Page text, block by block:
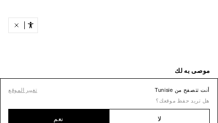
أنت تتصفح من Tunisie
تغيير الموقع
هل تريد حفظ موقعك؟
لا نعم